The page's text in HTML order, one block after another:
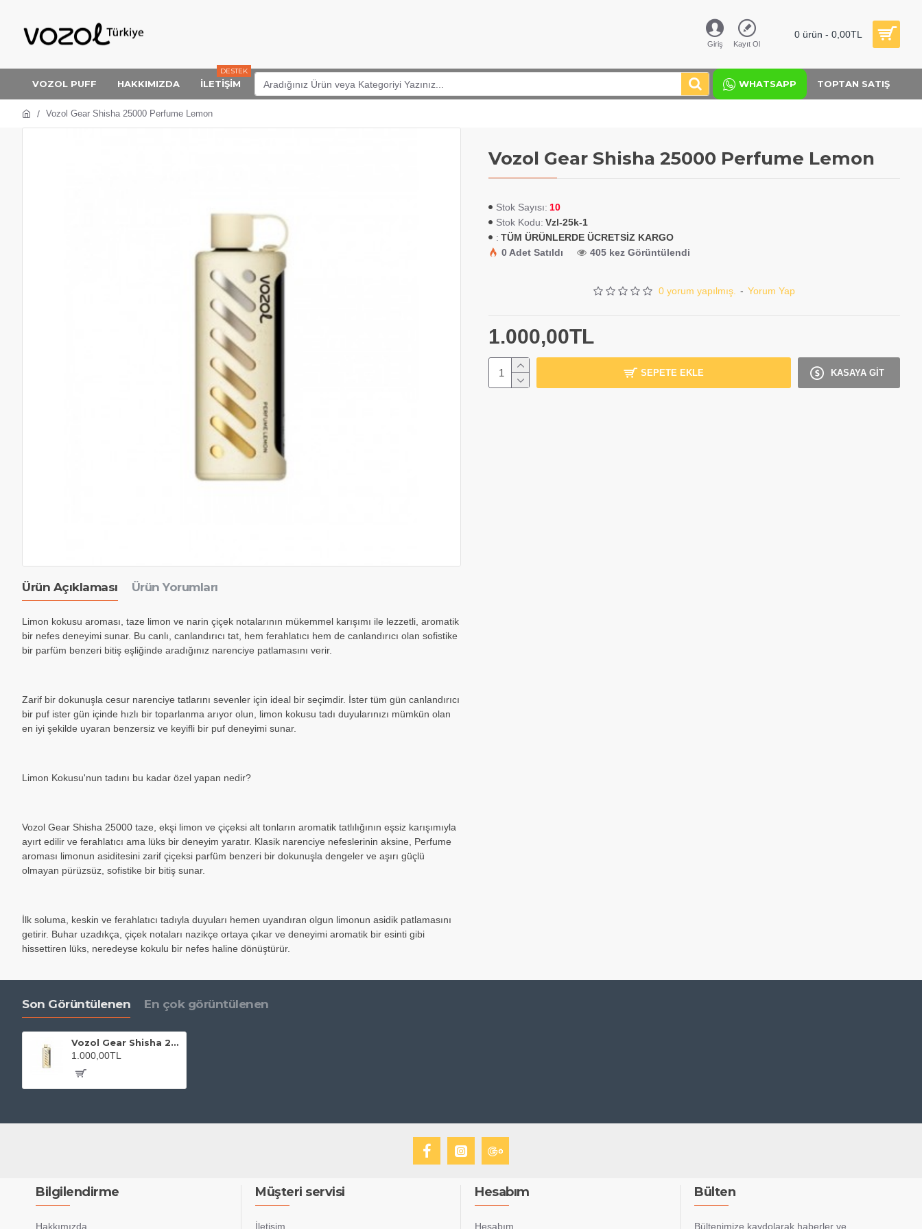
Giriş Kayıt Ol
0 ürün - 0,00TL
VOZOL PUFF HAKKIMIZDA İLETİŞİM
DESTEK
WHATSAPP TOPTAN SATIŞ
Vozol Gear Shisha 25000 Perfume Lemon
Ürün Açıklaması Ürün Yorumları
Limon kokusu aroması, taze limon ve narin çiçek notalarının mükemmel karışımı ile lezzetli, aromatik
bir nefes deneyimi sunar. Bu canlı, canlandırıcı tat, hem ferahlatıcı hem de canlandırıcı olan sofistike
bir parfüm benzeri bitiş eşliğinde aradığınız narenciye patlamasını verir.
Zarif bir dokunuşla cesur narenciye tatlarını sevenler için ideal bir seçimdir. İster tüm gün canlandırıcı
bir puf ister gün içinde hızlı bir toparlanma arıyor olun, limon kokusu tadı duyularınızı mümkün olan
en iyi şekilde uyaran benzersiz ve keyifli bir puf deneyimi sunar.
Limon Kokusu'nun tadını bu kadar özel yapan nedir?
Vozol Gear Shisha 25000 taze, ekşi limon ve çiçeksi alt tonların aromatik tatlılığının eşsiz karışımıyla
ayırt edilir ve ferahlatıcı ama lüks bir deneyim yaratır. Klasik narenciye nefeslerinin aksine, Perfume
aroması limonun asiditesini zarif çiçeksi parfüm benzeri bir dokunuşla dengeler ve aşırı güçlü
olmayan pürüzsüz, sofistike bir bitiş sunar.
İlk soluma, keskin ve ferahlatıcı tadıyla duyuları hemen uyandıran olgun limonun asidik patlamasını
getirir. Buhar uzadıkça, çiçek notaları nazikçe ortaya çıkar ve deneyimi aromatik bir esinti gibi
hissettiren lüks, neredeyse kokulu bir nefes haline dönüştürür.
Vozol Gear Shisha 25000 Perfume Lemon
Stok Sayısı: 10
Stok Kodu: Vzl-25k-1
: TÜM ÜRÜNLERDE ÜCRETSİZ KARGO
0 Adet Satıldı
405 kez Görüntülendi
0 yorum yapılmış. - Yorum Yap
1.000,00TL
SEPETE EKLE KASAYA GİT
Son Görüntülenen En çok görüntülenen
Vozol Gear Shisha 25000 Perfume Lemon
1.000,00TL
Bilgilendirme
Hakkımızda
Müşteri servisi
İletişim
Hesabım
Hesabım
Bülten
Bültenimize kaydolarak haberler ve